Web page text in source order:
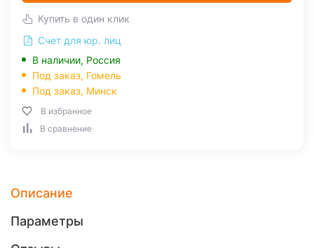
Купить в один клик
Счет для юр. лиц
В наличии, Россия
Под заказ, Гомель
Под заказ, Минск
В избранное
В сравнение
Описание
Параметры